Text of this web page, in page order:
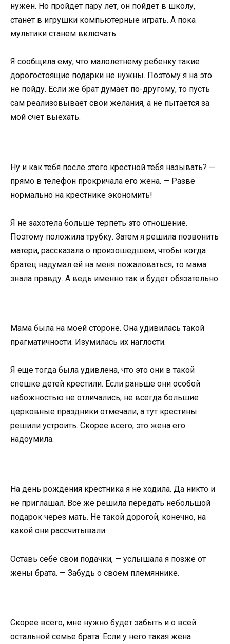
нужен. Но пройдет пару лет, он пойдет в школу,
станет в игрушки компьютерные играть. А пока
мультики станем включать.
Я сообщила ему, что малолетнему ребенку такие
дорогостоящие подарки не нужны. Поэтому я на это
не пойду. Если же брат думает по-другому, то пусть
сам реализовывает свои желания, а не пытается за
мой счет выехать.
Ну и как тебя после этого крестной тебя называть? —
прямо в телефон прокричала его жена. — Разве
нормально на крестнике экономить!
Я не захотела больше терпеть это отношение.
Поэтому положила трубку. Затем я решила позвонить
матери, рассказала о произошедшем, чтобы когда
братец надумал ей на меня пожаловаться, то мама
знала правду. А ведь именно так и будет обязательно.
Мама была на моей стороне. Она удивилась такой
прагматичности. Изумилась их наглости.
Я еще тогда была удивлена, что это они в такой
спешке детей крестили. Если раньше они особой
набожностью не отличались, не всегда большие
церковные праздники отмечали, а тут крестины
решили устроить. Скорее всего, это жена его
надоумила.
На день рождения крестника я не ходила. Да никто и
не приглашал. Все же решила передать небольшой
подарок через мать. Не такой дорогой, конечно, на
какой они рассчитывали.
Оставь себе свои подачки, — услышала я позже от
жены брата. — Забудь о своем племяннике.
Скорее всего, мне нужно будет забыть и о всей
остальной семье брата. Если у него такая жена